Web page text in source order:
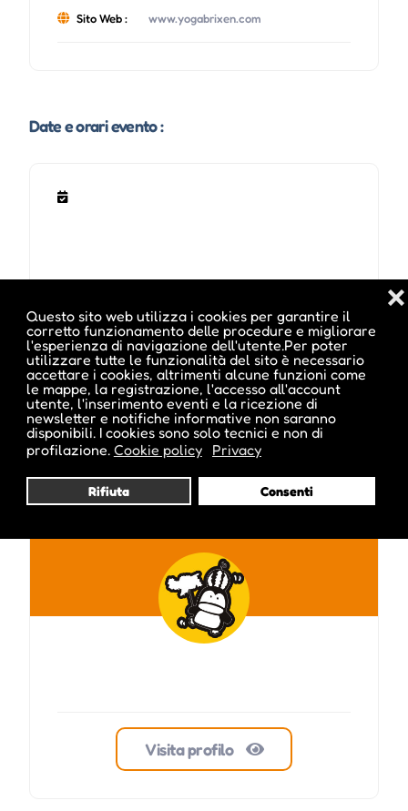
Questo sito web utilizza i cookies per garantire il
corretto funzionamento delle procedure e migliorare
l'esperienza di navigazione dell'utente.Per poter
utilizzare tutte le funzionalità del sito è necessario
accettare i cookies, altrimenti alcune funzioni come
le mappe, la registrazione, l'accesso all'account
utente, l'inserimento eventi e la ricezione di
newsletter e notifiche informative non saranno
disponibili. I cookies sono solo tecnici e non di
profilazione. Cookie policy Privacy
Rifiuta Consenti
❌
Sito Web : www.yogabrixen.com
Date e orari evento :
JEDEN Montag nur bei Schönwetter 17:30-19:00h.
START: 3. Juni - ENDE: 25. August
fällt aus bei Schlechtwetter!
Pubblicato da :
Visita profilo